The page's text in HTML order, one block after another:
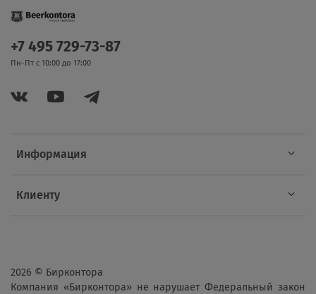
Информация
Клиенту
+7 495 729-73-87
Пн-Пт с 10:00 до 17:00
2026 © Бирконтора
Компания «Бирконтора» не нарушает Федеральный закон